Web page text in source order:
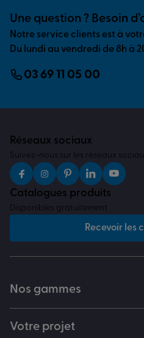
Une question ? Besoin
Notre service clients est à
Du lundi au vendredi de 8h à
03 69 11 05 00
Réseaux sociaux
Suivez-nous sur les réseaux
Catalogues produits
Disponibles gratuitement
Recevoir les
Nos gammes
Votre projet